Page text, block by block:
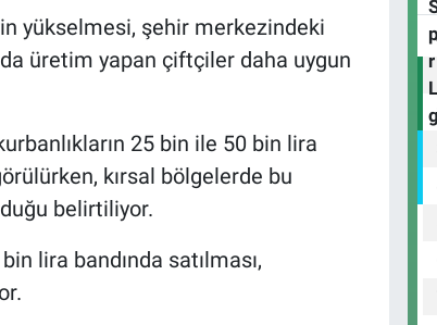
yükselmesi, şehir merkezindeki
üretim yapan çiftçiler daha uygun
25 bin ile 50 bin lira
kırsal bölgelerde bu
belirtiliyor.
lira bandında satılması,